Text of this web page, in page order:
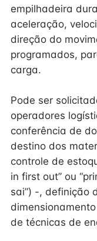
empilhadeira
aceleração,
direção do
programados,
carga.
Pode ser
operadores
conferência de
destino dos
controle de
in first out” ou
sai”) -, definição
de técnicas de